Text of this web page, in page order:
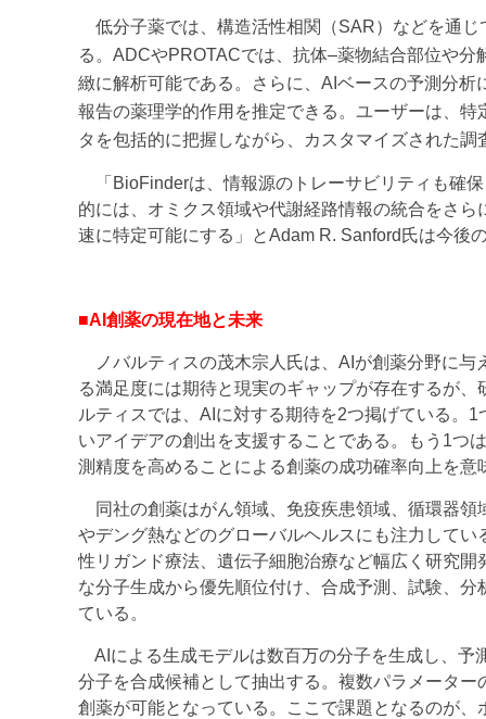
低分子薬では、構造活性相関（SAR）などを通
る。ADCやPROTACでは、抗体–薬物結合部位や
緻に解析可能である。さらに、AIベースの予測分
報告の薬理学的作用を推定できる。ユーザーは、
タを包括的に把握しながら、カスタマイズされた
「BioFinderは、情報源のトレーサビリティも確
的には、オミクス領域や代謝経路情報の統合をさ
速に特定可能にする」とAdam R. Sanford氏は今後
■AI創薬の現在地と未来
ノバルティスの茂木宗人氏は、AIが創薬分野に与
る満足度には期待と現実のギャップが存在するが
ルティスでは、AIに対する期待を2つ掲げている。
いアイデアの創出を支援することである。もう1つ
測精度を高めることによる創薬の成功確率向上を意
同社の創薬はがん領域、免疫疾患領域、循環器領
やデング熱などのグローバルヘルスにも注力して
性リガンド療法、遺伝子細胞治療など幅広く研究
な分子生成から優先順位付け、合成予測、試験、
ている。
AIによる生成モデルは数百万の分子を生成し、予
分子を合成候補として抽出する。複数パラメータ
創薬が可能となっている。ここで課題となるのが